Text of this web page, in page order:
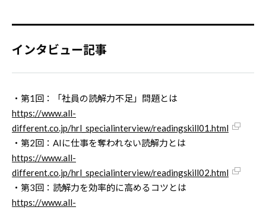
インタビュー記事
・第1回：「社員の読解力不足」問題とは
https://www.all-
different.co.jp/hrl_specialinterview/readingskill01.html
・第2回：AIに仕事を奪われない読解力とは
https://www.all-
different.co.jp/hrl_specialinterview/readingskill02.html
・第3回：読解力を効率的に高めるコツとは
https://www.all-